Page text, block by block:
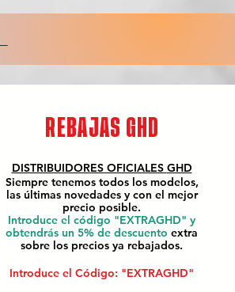
REBAJAS GHD
DISTRIBUIDORES OFICIALES GHD
Siempre tenemos todos los modelos,
las últimas novedades y con el mejor
precio posible.
Introduce el código "EXTRAGHD" y
obtendrás un 5% de descuento extra
sobre los precios ya rebajados.
Introduce el Código: "EXTRAGHD"